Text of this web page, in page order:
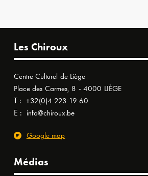
Les Chiroux
Centre Culturel de Liège
Place des Carmes, 8 - 4000 LIÈGE
T : +32(0)4 223 19 60
E : info@chiroux.be
Google map
Médias